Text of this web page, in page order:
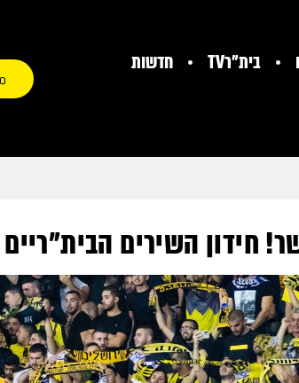
בית"רTV
חדשות
0
חידון השירים הבית"ריים